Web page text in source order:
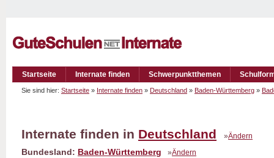
Startseite Internate finden Schwerpunktthemen
Sie sind hier: Startseite » Internate finden » Deutschland » Baden-Württemberg »
Internate finden in Deutschland »Ändern
Bundesland: Baden-Württemberg »Ändern